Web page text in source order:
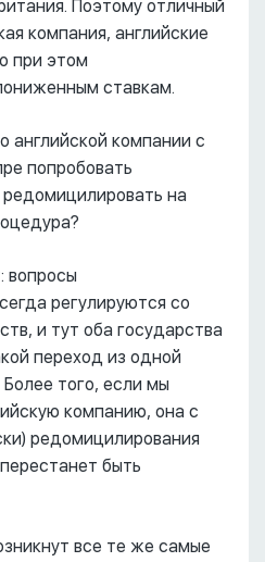
Поэтому отличный
компания, английские
при этом
ставкам.
английской компании с
попробовать
на
вопросы
регулируются со
и тут оба государства
переход из одной
того, если мы
компанию, она с
редомицилирования
быть
все те же самые